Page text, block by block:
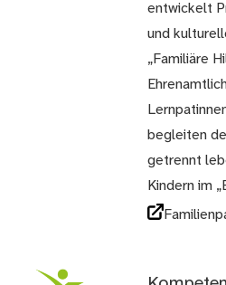
entwickelt
und
„Familiäre
begleiten
getrennt
Kindern im